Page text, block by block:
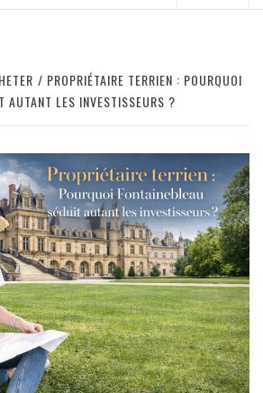
PROPRIÉTAIRE TERRIEN : POURQUOI
AUTANT LES INVESTISSEURS ?